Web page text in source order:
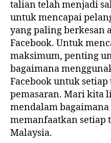
talian telah menjadi
untuk mencapai
yang paling berkesan
Facebook. Untuk
maksimum, penting
bagaimana
Facebook untuk
pemasaran. Mari kita
mendalam
memanfaatkan setiap
Malaysia.